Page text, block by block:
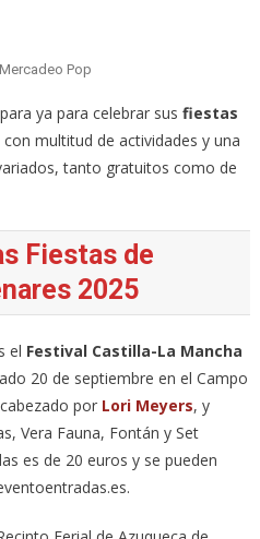
Mercadeo Pop
ya para celebrar sus fiestas
con multitud de actividades y una
tanto gratuitos como de
Fiestas de
2025
el Festival Castilla-La Mancha
20 de septiembre en el Campo
por Lori Meyers, y
Vera Fauna, Fontán y Set
es de 20 euros y se pueden